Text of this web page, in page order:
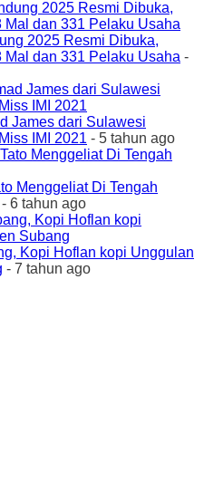
2025 Resmi Dibuka,
Mal dan 331 Pelaku Usaha -
James dari Sulawesi
IMI 2021 - 5 tahun ago
Menggeliat Di Tengah
- 6 tahun ago
Kopi Hoflan kopi Unggulan
- 7 tahun ago